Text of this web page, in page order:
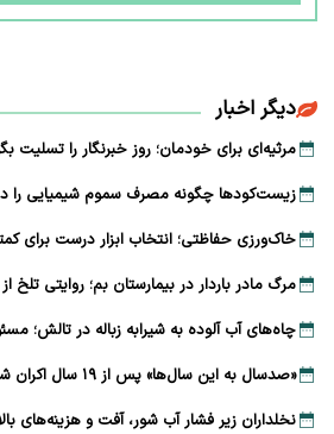
دیگر اخبار
مرثیه‌ای برای خودمان؛ روز خبرنگار را تسلیت
زیست‌کودها چگونه مصرف سموم شیمیایی را
خاک‌ورزی حفاظتی؛ انتخاب ابزار درست برای
مرگ مادر باردار در بیمارستان بم؛ روایتی تلخ
چاه‌های آب آلوده به شیرابه زباله در تالش؛
«صدسال به این سال‌ها» پس از ۱۹ سال اکران شد؛ نوشدارویی دیرهنگام
نخلداران زیر فشار آب شور، آفت و هزینه‌های